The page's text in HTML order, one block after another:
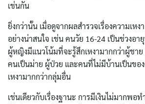
เช่นกัน
ยิ่งกว่านั้น เมื่อดูจากผลสำรวจเรื่องความเห
อย่างน่าสนใจ เช่น คนวัย 16-24 เป็นช่วงอา
ผู้หญิงมีแนวโน้มที่จะรู้สึกเหงามากกว่าผู้ชาย
คนเป็นม่าย ผู้ป่วย และคนที่ไม่มีบ้านเป็นขอ
เหงามากกว่ากลุ่มอื่น
เช่นเดียวกับเรื่องฐานะ การมีเงินไม่มากพอ